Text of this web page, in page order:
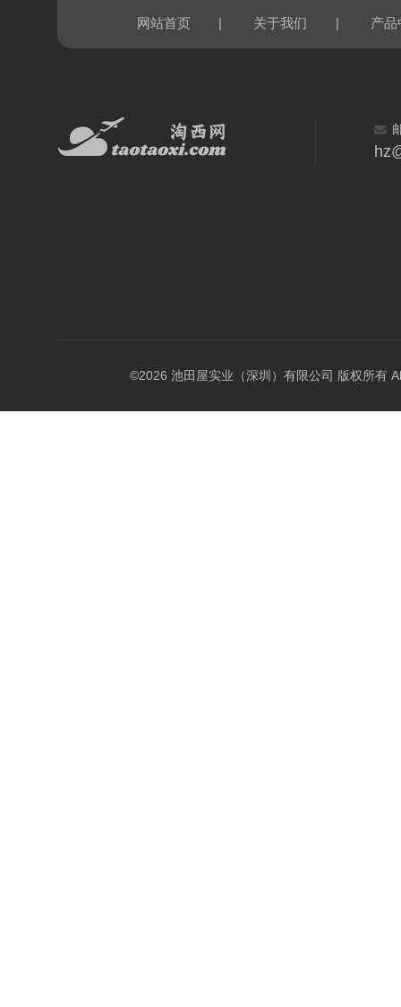
网站首页 | 关于我们 | 产品
©2026 池田屋实业（深圳）有限公司 版权所有